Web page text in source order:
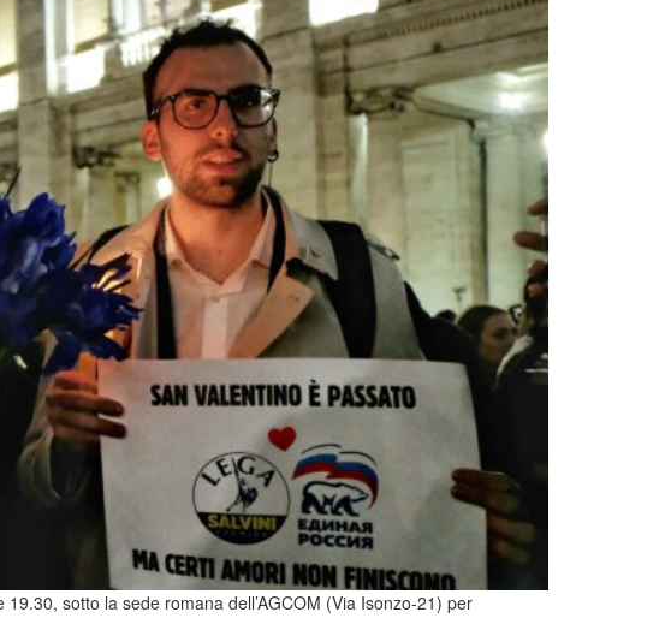
sotto la sede romana dell’AGCOM (Via Isonzo-21) per